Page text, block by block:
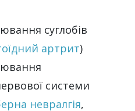
суглобів
артрит)
системи
невралгія,